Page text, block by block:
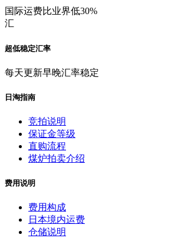
国际运费比业界低30%
汇
超低稳定汇率
每天更新早晚汇率稳定
日淘指南
竞拍说明
保证金等级
直购流程
煤炉拍卖介绍
费用说明
费用构成
日本境内运费
仓储说明